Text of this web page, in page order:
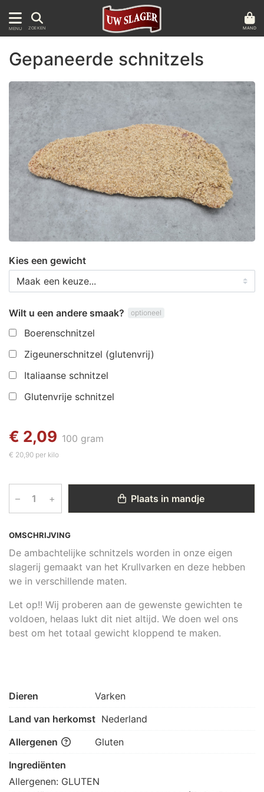
MENU ZOEKEN MAND
OMSCHRIJVING
De ambachtelijke schnitzels worden in onze eigen
slagerij gemaakt van het Krullvarken en deze hebben
we in verschillende maten.
Let op!! Wij proberen aan de gewenste gewichten te
voldoen, helaas lukt dit niet altijd. We doen wel ons
best om het totaal gewicht kloppend te maken.
Gepaneerde schnitzels
Kies een gewicht
Wilt u een andere smaak? optioneel
Boerenschnitzel
Zigeunerschnitzel (glutenvrij)
Italiaanse schnitzel
Glutenvrije schnitzel
€ 2,09 100 gram
€ 20,90 per kilo
– + Plaats in mandje
Dieren
Varken
Land van herkomst Nederland
Allergenen
Gluten
Ingrediënten
Allergenen: GLUTEN